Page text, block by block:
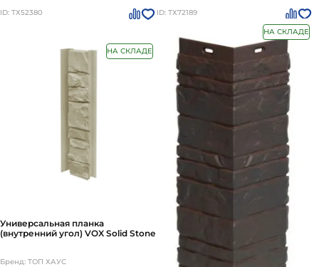
ID: ТХ52380
НА СКЛАДЕ
Универсальная планка
(внутренний угол) VOX Solid Stone
Бренд: ТОП ХАУС
ID: ТХ72189
НА СКЛАДЕ